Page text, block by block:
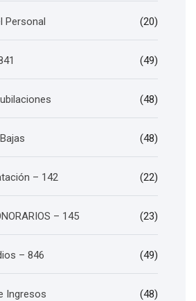
Personal (20)
(49)
(48)
(48)
– 142 (22)
– 145 (23)
– 846 (49)
Ingresos (48)